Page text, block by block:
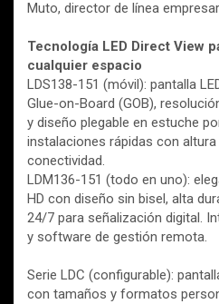
Muto, director de línea
Tecnología LED Direct View
cualquier espacio
LDS138-151 (móvil): pantalla
Glue-on-Board (GOB),
y diseño plegable en estuche
instalaciones rápidas con
conectividad.
LDM136-151 (todo en uno):
HD con diseño sin bisel, alta
24/7 para señalización digital.
y software de gestión remota.
Serie LDC (configurable):
con tamaños y formatos